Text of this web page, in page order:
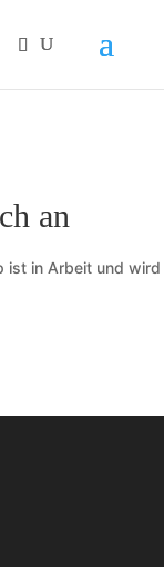
an
ist in Arbeit und wird